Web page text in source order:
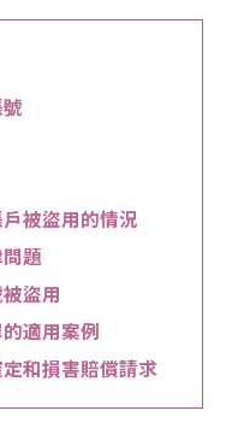
被盜用的情況
題
盜用
適用案例
和損害賠償請求